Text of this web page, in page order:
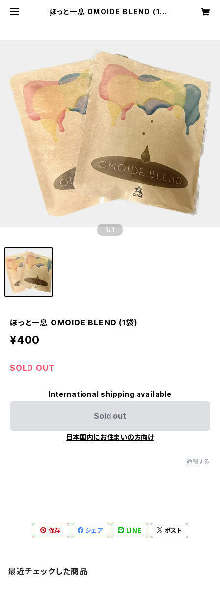
ほっと一息 OMOIDE BLEND (1袋)
1 /1
ほっと一息 OMOIDE BLEND (1袋)
¥400
SOLD OUT
International shipping available
Sold out
日本国内にお住まいの方向け
通報する
保存 シェア LINE ポスト
最近チェックした商品